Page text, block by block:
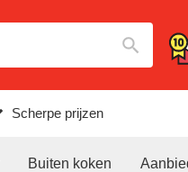
Scherpe prijzen
Buiten koken